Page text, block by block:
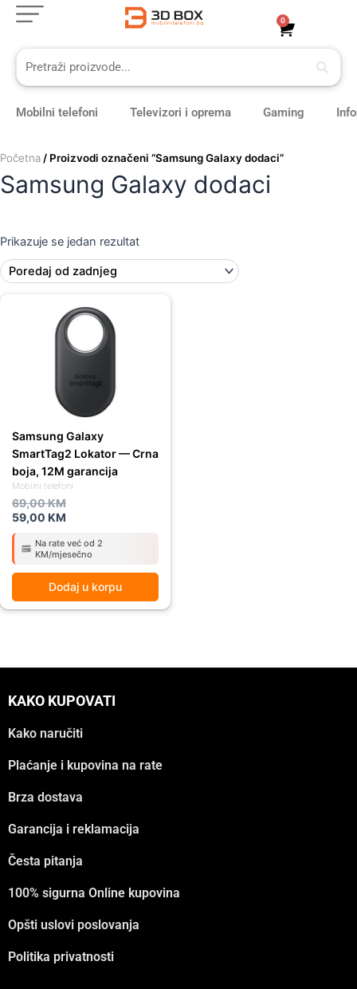
Skip
content
0
Cart
Mobilni telefoni Televizori i oprema Gaming
Početna / Proizvodi označeni “Samsung Galaxy dodaci”
Samsung Galaxy dodaci
Prikazuje se jedan rezultat
Mobilni telefoni
Samsung Galaxy
SmartTag2 Lokator — Crna
boja, 12M garancija
69,00KM
69,00 KM.
59,00 KM
59,00 KM.
Na rate već od 2
KM/mjesečno
Dodaj u korpu
KAKO KUPOVATI
Kako naručiti
Plaćanje i kupovina na rate
Brza dostava
Garancija i reklamacija
Česta pitanja
100% sigurna Online kupovina
Opšti uslovi poslovanja
Politika privatnosti